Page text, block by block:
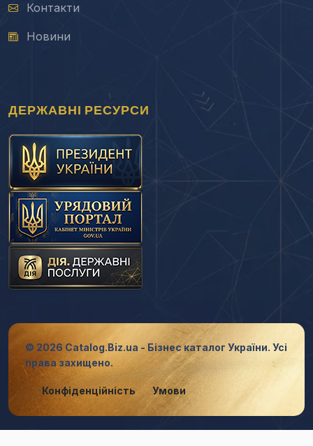
Контакти
Новини
ДЕРЖАВНІ РЕСУРСИ
© 2026 Catalog.Biz.ua - Бізнес каталог України. Усі
права захищено.
Конфіденційність Умови